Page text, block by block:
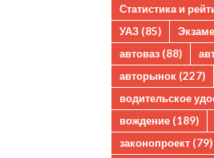
Статистика и
УАЗ (85)
автоваз (88)
авторынок (227)
водительское
вождение (189)
законопроект (79)